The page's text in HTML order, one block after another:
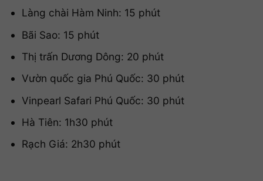
Làng chài Hàm Ninh: 15 phút
Bãi Sao: 15 phút
Thị trấn Dương Dông: 20 phút
Vườn quốc gia Phú Quốc: 30 phút
Vinpearl Safari Phú Quốc: 30 phút
Hà Tiên: 1h30 phút
Rạch Giá: 2h30 phút